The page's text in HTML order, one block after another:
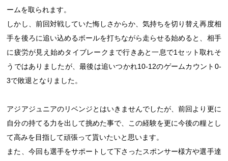
ームを取られます。
しかし、前回対戦していた悔しさからか、気持ちを切り替え再度相
手を後ろに追い込めるボールを打ちながら走らせる始めると、相手
に疲労が見え始めタイブレークまで行きあと一息で1セット取れそ
うではありましたが、最後は追いつかれ10-12のゲームカウント0-
3で敗退となりました。
アジアジュニアのリベンジとはいきませんでしたが、前回より更に
自分の持てる力を出して挑めた事で、この経験を更に今後の糧とし
て高みを目指して頑張って貰いたいと思います。
また、今回も選手をサポートして下さったスポンサー様方や選手達